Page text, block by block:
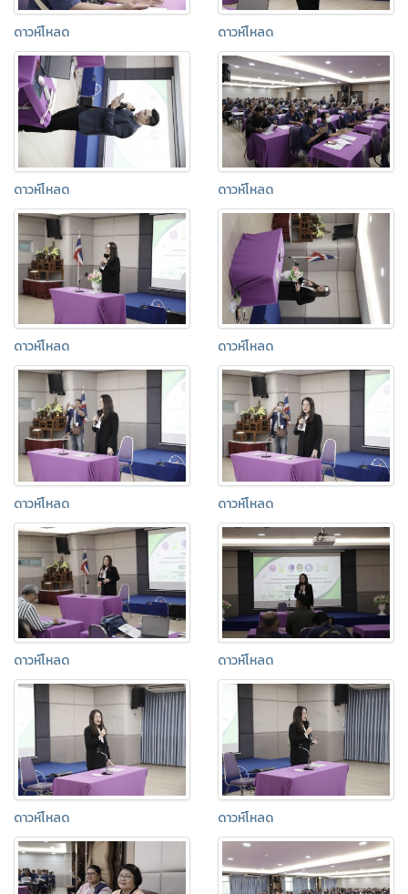
ดาวห์โหลด ดาวห์โหลด
ดาวห์โหลด ดาวห์โหลด
ดาวห์โหลด ดาวห์โหลด
ดาวห์โหลด ดาวห์โหลด
ดาวห์โหลด ดาวห์โหลด
ดาวห์โหลด ดาวห์โหลด